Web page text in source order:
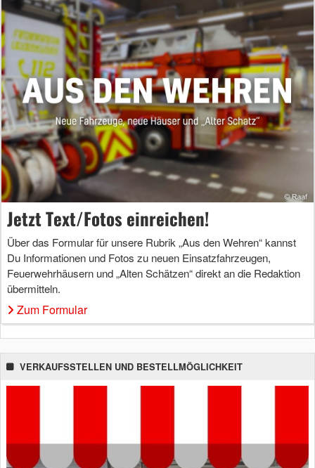
Jetzt Text/Fotos einreichen!
Über das Formular für unsere Rubrik „Aus den Wehren“ kannst
Du Informationen und Fotos zu neuen Einsatzfahrzeugen,
Feuerwehrhäusern und „Alten Schätzen“ direkt an die Redaktion
übermitteln.
Zum Formular
VERKAUFSSTELLEN UND BESTELLMÖGLICHKEIT